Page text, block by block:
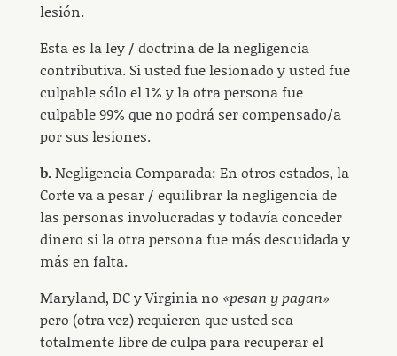
lesión.
Esta es la ley / doctrina de la negligencia
contributiva. Si usted fue lesionado y usted fue
culpable sólo el 1% y la otra persona fue
culpable 99% que no podrá ser compensado/a
por sus lesiones.
b.Negligencia Comparada: En otros estados, la
Corte va a pesar / equilibrar la negligencia de
las personas involucradas y todavía conceder
dinero si la otra persona fue más descuidada y
más en falta.
Maryland, DC y Virginia no «pesan y pagan»
pero (otra vez) requieren que usted sea
totalmente libre de culpa para recuperar el